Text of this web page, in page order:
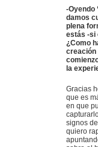
-Oyendo
damos
plena
estás -si
¿Como
creación
la
Gracias
que es
en que
signos
quiero